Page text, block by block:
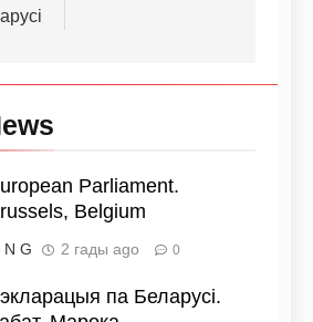
Parliament.
Belgium
N G 2 гады ago 0
па Беларусі.